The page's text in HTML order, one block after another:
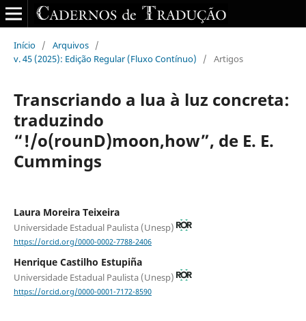
Início / Arquivos /
v. 45 (2025): Edição Regular (Fluxo Contínuo)
/ Artigos
Transcriando a lua à luz concreta:
traduzindo
“!/o(rounD)moon,how”, de E. E.
Cummings
Laura Moreira Teixeira
Universidade Estadual Paulista (Unesp)
https://orcid.org/0000-0002-7788-2406
Henrique Castilho Estupiña
Universidade Estadual Paulista (Unesp)
https://orcid.org/0000-0001-7172-8590